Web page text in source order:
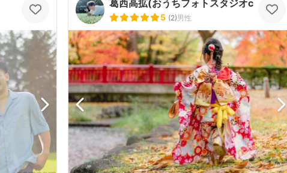
葛西高拡(おうちフォトスタジオcocofilm)
5 (2)男性